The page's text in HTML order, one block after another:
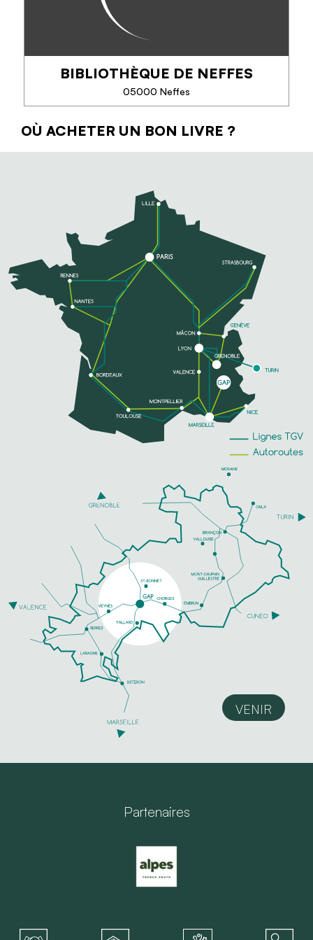
TÉLÉPHONE
EN SAVOIR PLUS
BIBLIOTHÈQUE DE NEFFES
05000 Neffes
BIBLIOTHÈQUE DE NEFFES
lecteurs, petits ou grands. Venez nous rencontrer à
la bibliothèque de Neffes ou lors de nos...
EN SAVOIR PLUS
OÙ ACHETER UN BON LIVRE ?
VENIR
Partenaires